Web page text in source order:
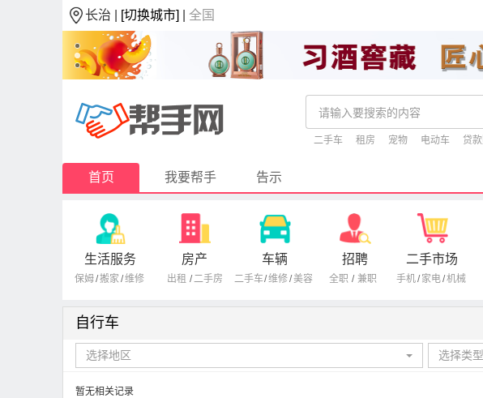
长治 | [切换城市] |全国
二手车 租房 宠物 电动车 贷
首页 我要帮手 告示
生活服务
保姆/搬家 /维修
房产
出租 /二手房
车辆
二手车/维修/美容
招聘
全职 / 兼职
二手市场
手机/ 家电/机械
自行车
选择地区 选择类型
暂无相关记录